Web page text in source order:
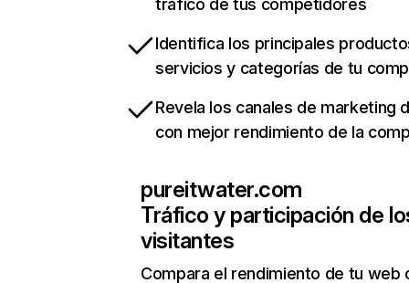
tráfico de tus competidores
Identifica los principales
servicios y categorías de tu
Revela los canales de marketing
con mejor rendimiento de la
pureitwater.com
Tráfico y participación de
visitantes
Compara el rendimiento de tu web